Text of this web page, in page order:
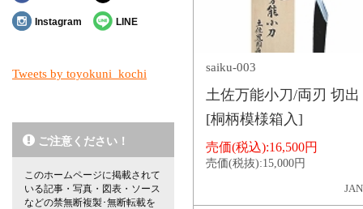
saiku-003
土佐万能小刀/両刃 切出
[桐柄模様箱入]
売価(税込):16,500円
売価(税抜):15,000円
Instagram LINE
Tweets by toyokuni_kochi
ご注意ください！
このホームページに掲載されて
いる記事・写真・図表・ソース
などの禁無断複製･無断転載を